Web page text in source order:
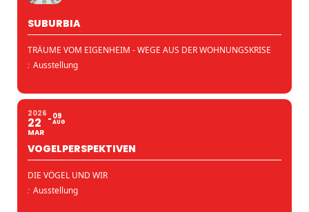
SUBURBIA
TRÄUME VOM EIGENHEIM - WEGE AUS DER WOHNUNGSKRISE
: Ausstellung
2026
22
MAR
09
AUG
VOGELPERSPEKTIVEN
DIE VÖGEL UND WIR
: Ausstellung